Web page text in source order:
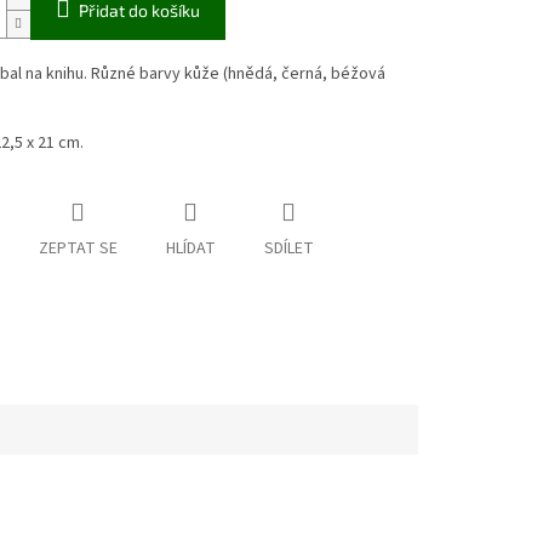
Přidat do košíku
na knihu. Různé barvy kůže (hnědá, černá, béžová
x 21 cm.
ZEPTAT SE HLÍDAT SDÍLET